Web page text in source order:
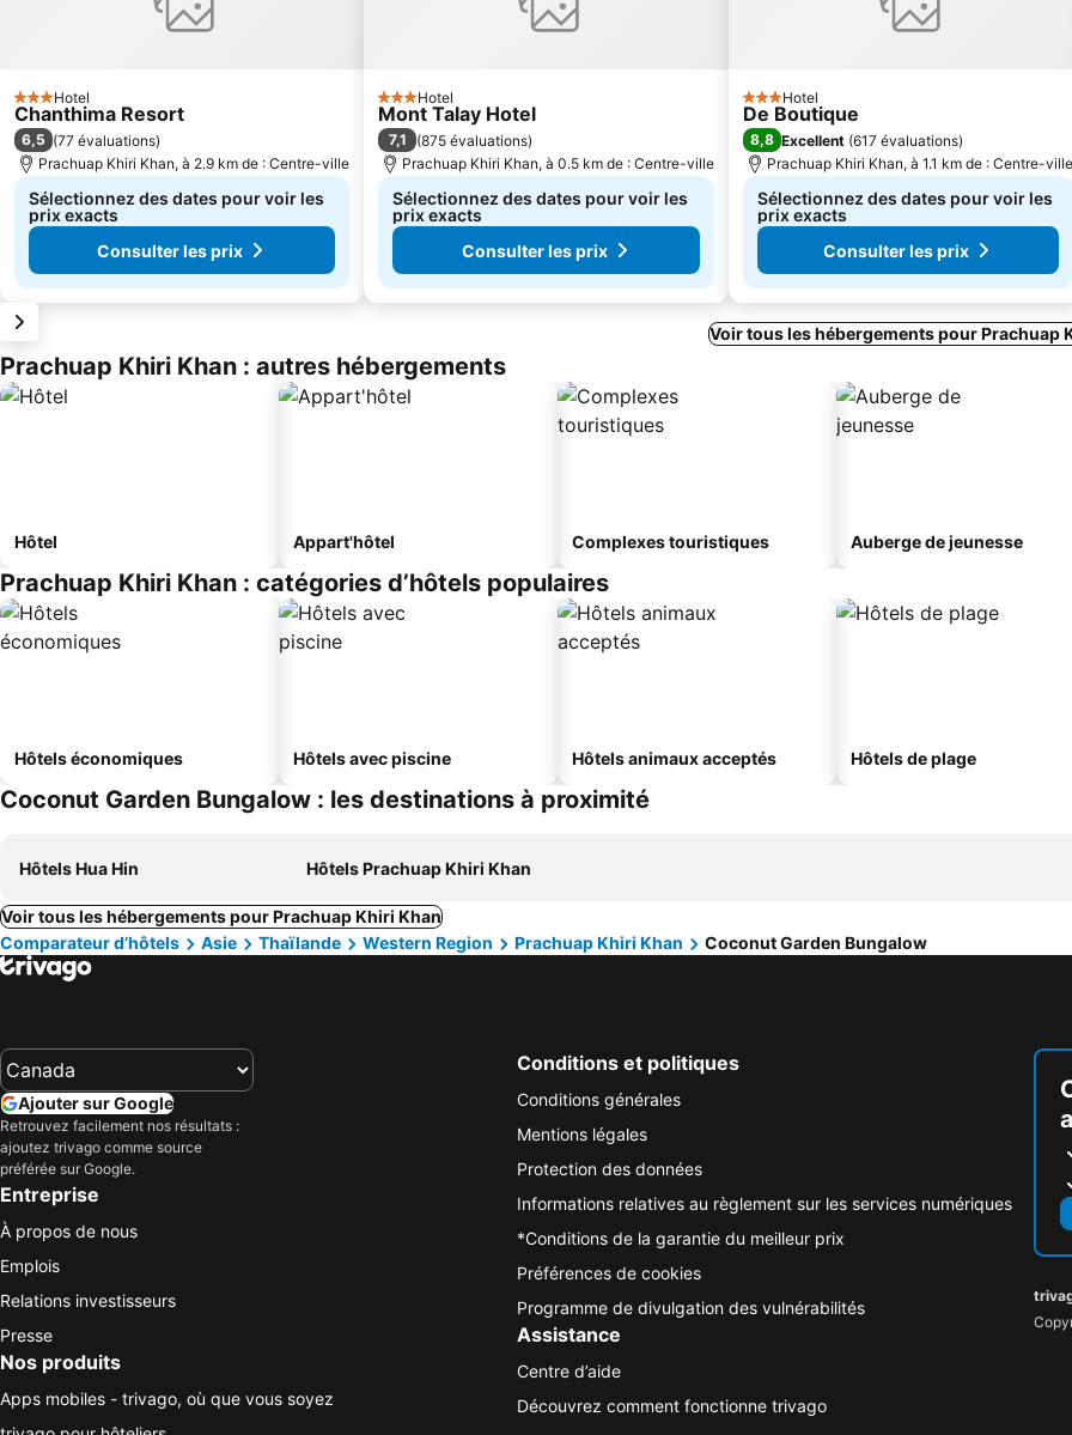
3 Étoiles
Hotel
Chanthima Resort
6,5 (77 évaluations)
Prachuap Khiri Khan, à 2.9 km de : Centre-ville
Sélectionnez des dates pour voir les
prix exacts
Consulter les prix
3 Étoiles
Hotel
Mont Talay Hotel
7,1 (875 évaluations)
Prachuap Khiri Khan, à 0.5 km de : Centre-ville
Sélectionnez des dates pour voir les
prix exacts
Consulter les prix
3 Étoiles
Hotel
De Boutique
8,8 Excellent (617 évaluations)
Prachuap Khiri Khan, à 1.1 km de : Centre-ville
Sélectionnez des dates pour voir les
prix exacts
Consulter les prix
Voir tous les hébergements pour Prachuap
Prachuap Khiri Khan : autres hébergements
Hôtel Appart'hôtel Complexes touristiques Auberge de jeunesse
Prachuap Khiri Khan : catégories d’hôtels populaires
Hôtels économiques Hôtels avec piscine Hôtels animaux acceptés Hôtels de plage
Coconut Garden Bungalow : les destinations à proximité
Hôtels Hua Hin Hôtels Prachuap Khiri Khan
Voir tous les hébergements pour Prachuap Khiri Khan
Comparateur d’hôtels
Asie Thaïlande Western Region Prachuap Khiri Khan Coconut Garden Bungalow
Ajouter sur Google
Retrouvez facilement nos résultats :
ajoutez trivago comme source
préférée sur Google.
Entreprise
À propos de nous
Emplois
Relations investisseurs
Presse
Nos produits
Apps mobiles - trivago, où que vous soyez
Conditions et politiques
Conditions générales
Mentions légales
Protection des données
Informations relatives au règlement sur les services numériques
*Conditions de la garantie du meilleur prix
Préférences de cookies
Programme de divulgation des vulnérabilités
Assistance
Centre d’aide
Découvrez comment fonctionne trivago